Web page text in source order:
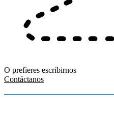
O prefieres escribirnos
Contáctanos